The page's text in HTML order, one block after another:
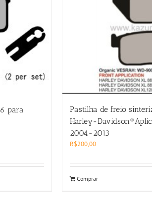
para
Pastilha de freio
Harley-
2004-2013
R$200,00
Comprar